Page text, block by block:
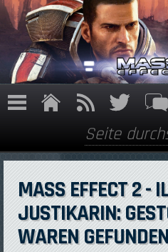
Direkt zum Inhalt
Suchformular
Suche
MASS EFFECT 2 -
JUSTIKARIN:
WAREN